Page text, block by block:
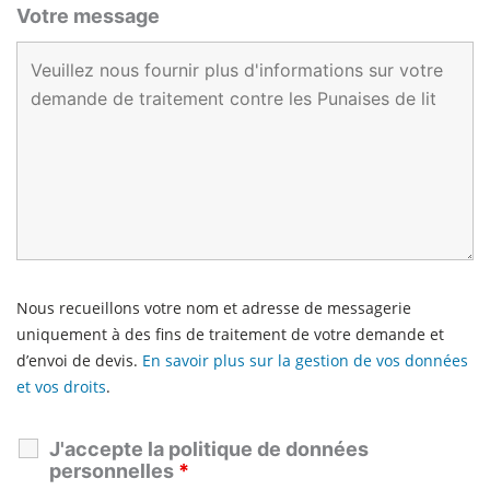
Votre message
Nous recueillons votre nom et adresse de messagerie
uniquement à des fins de traitement de votre demande et
d’envoi de devis. En savoir plus sur la gestion de vos données
et vos droits.
J'accepte la politique de données
personnelles *